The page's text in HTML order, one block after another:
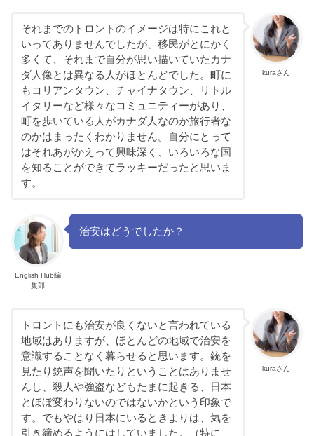
kuraさん
それまでのトロントのイメージは特にこれと
いってありませんでしたが、移民がとにかく
多くて、それまで自分が思い描いていたカナ
ダ人像とは異なる人がほとんどでした。町に
もコリアンタウン、チャイナタウン、リトル
イタリーなど様々なコミュニティーがあり、
町を歩いている人がカナダ人なのか旅行者な
のかはまったくわかりません。自分にとって
はそれあがかえって興味深く、いろいろな国
を知ることができてラッキーだったと思いま
す。
English Hub編
集部
治安はどうでしたか？
kuraさん
トロントにも治安が良くないと言われている
地域はありますが、ほとんどの地域で治安を
意識することなく暮らせると思います。銃を
見たり銃声を聞いたりということはありませ
んし、殺人や強盗などもたまに起きる、日本
とほぼ変わりないのではないかという印象で
す。でもやはり日本にいるときよりは、気を
引き締めるようにはしていました。（特に